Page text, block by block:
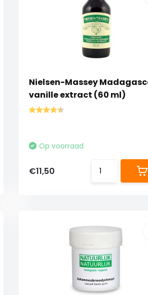
Nielsen-Massey
vanille extract (60 ml)
Op voorraad
€11,50